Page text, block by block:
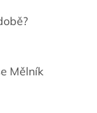
Mělník